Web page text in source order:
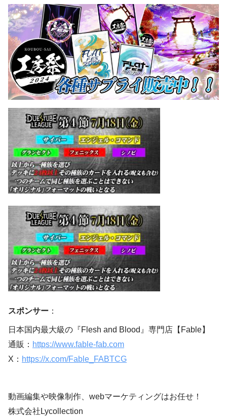
スポンサー ：
日本国内最大級の『Flesh and Blood』専門店【Fable】
通販： https://www.fable-fab.com
X： https://x.com/Fable_FABTCG
動画編集や映像制作、webマーケティングはお任せ！
株式会社Lycollection